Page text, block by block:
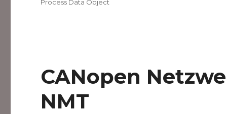
Process Data Object
CANopen
NMT